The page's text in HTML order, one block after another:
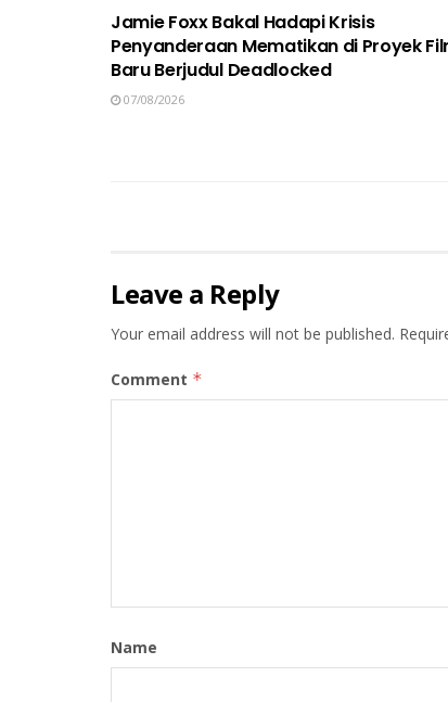
Jamie Foxx Bakal Hadapi Krisis
Penyanderaan Mematikan di Proyek
Baru Berjudul Deadlocked
07/08/2026
Leave a Reply
Your email address will not be published.
Comment *
Name